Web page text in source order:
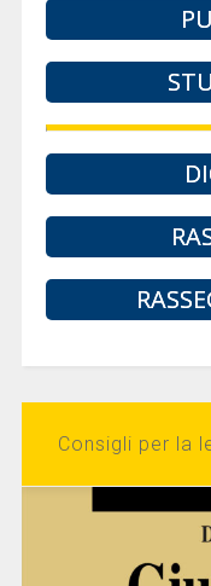
Consigli per la